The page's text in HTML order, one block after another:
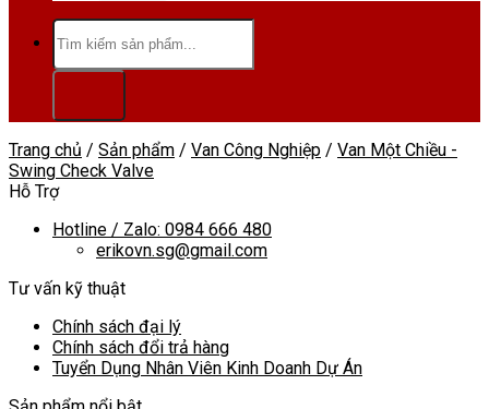
Tìm
kiếm:
Trang chủ / Sản phẩm / Van Công Nghiệp / Van Một Chiều -
Swing Check Valve
Hỗ Trợ
Hotline / Zalo: 0984 666 480
erikovn.sg@gmail.com
Tư vấn kỹ thuật
Chính sách đại lý
Chính sách đổi trả hàng
Tuyển Dụng Nhân Viên Kinh Doanh Dự Án